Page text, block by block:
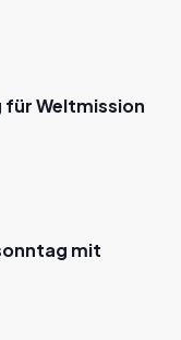
für Weltmission
mit